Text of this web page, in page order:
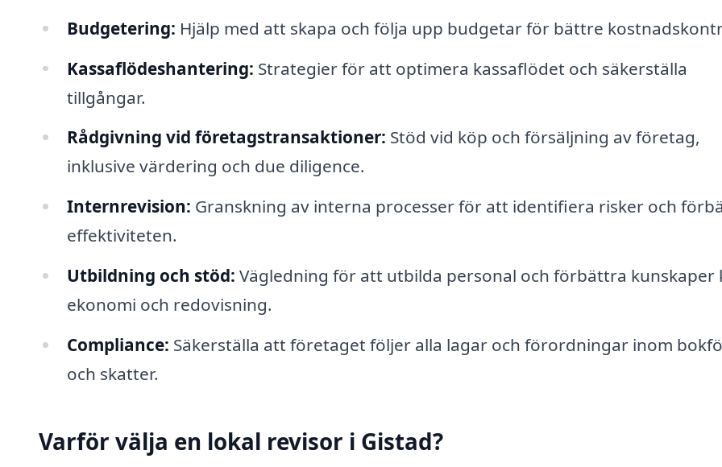
Budgetering: Hjälp med att skapa och följa upp budgetar för bättre
Kassaflödeshantering: Strategier för att optimera kassaflödet och säkerställa
tillgångar.
Rådgivning vid företagstransaktioner: Stöd vid köp och försäljning av företag,
inklusive värdering och due diligence.
Internrevision: Granskning av interna processer för att identifiera risker och
effektiviteten.
Utbildning och stöd: Vägledning för att utbilda personal och förbättra kunskaper
ekonomi och redovisning.
Compliance: Säkerställa att företaget följer alla lagar och förordningar inom
och skatter.
Varför välja en lokal revisor i Gistad?